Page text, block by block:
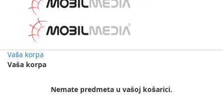
Vaša korpa
Vaša korpa
Nemate predmeta u vašoj košarici.